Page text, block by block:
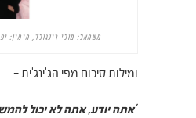
משמאל: מולי רינגולד, מימין:
ומילות סיכום מפי הג'ינג'ית –
"אתה יודע, אתה לא יכול